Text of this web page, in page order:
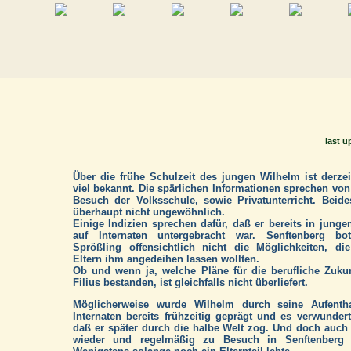
last
Über die frühe Schulzeit des jungen Wilhelm ist
viel bekannt. Die spärlichen Informationen sprechen
Besuch der Volksschule, sowie Privatunterricht.
überhaupt nicht ungewöhnlich.
Einige Indizien sprechen dafür, daß er bereits in
auf Internaten untergebracht war. Senftenberg
Sprößling offensichtlich nicht die Möglichkeiten,
Eltern ihm angedeihen lassen wollten.
Ob und wenn ja, welche Pläne für die berufliche
Filius bestanden, ist gleichfalls nicht überliefert.
Möglicherweise wurde Wilhelm durch seine
Internaten bereits frühzeitig geprägt und es
daß er später durch die halbe Welt zog. Und doch
wieder und regelmäßig zu Besuch in Senftenberg